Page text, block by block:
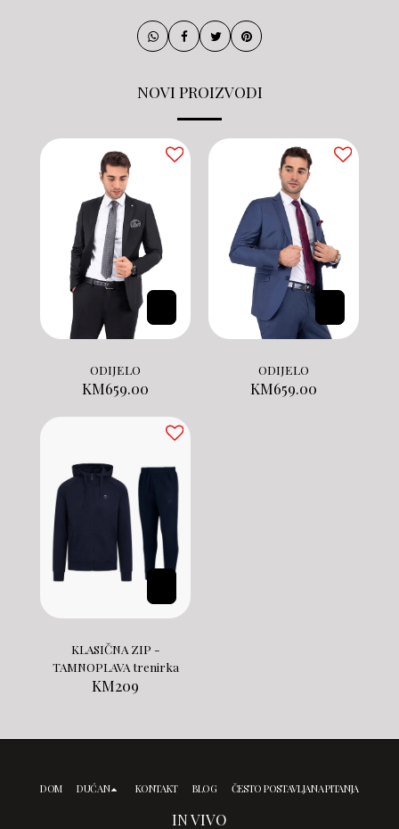
NOVI PROIZVODI
ODIJELO
KM659.00
ODIJELO
KM659.00
KLASIČNA ZIP -
TAMNOPLAVA trenirka
KM209
IN VIVO
DOM DUĆAN KONTAKT BLOG ČESTO POSTAVLJANA PITANJA